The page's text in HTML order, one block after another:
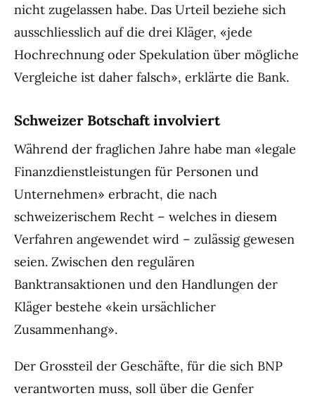
nicht zugelassen habe. Das Urteil beziehe sich
ausschliesslich auf die drei Kläger, «jede
Hochrechnung oder Spekulation über mögliche
Vergleiche ist daher falsch», erklärte die Bank.
Schweizer Botschaft involviert
Während der fraglichen Jahre habe man «legale
Finanzdienstleistungen für Personen und
Unternehmen» erbracht, die nach
schweizerischem Recht – welches in diesem
Verfahren angewendet wird – zulässig gewesen
seien. Zwischen den regulären
Banktransaktionen und den Handlungen der
Kläger bestehe «kein ursächlicher
Zusammenhang».
Der Grossteil der Geschäfte, für die sich BNP
verantworten muss, soll über die Genfer